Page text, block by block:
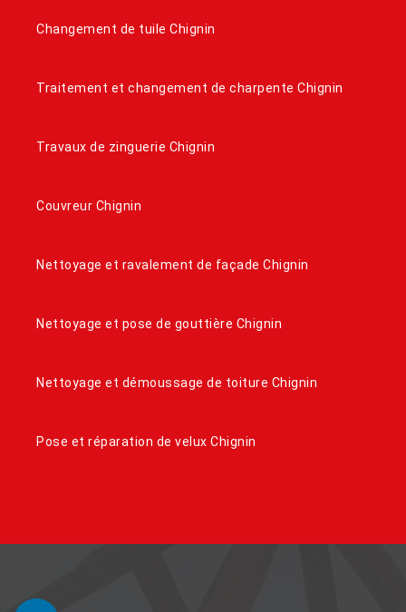
Changement de tuile Chignin
Traitement et changement de charpente Chignin
Travaux de zinguerie Chignin
Couvreur Chignin
Nettoyage et ravalement de façade Chignin
Nettoyage et pose de gouttière Chignin
Nettoyage et démoussage de toiture Chignin
Pose et réparation de velux Chignin